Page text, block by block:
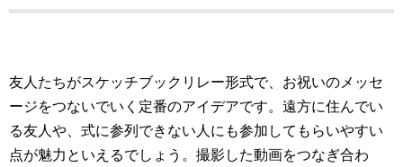
友人たちがスケッチブックリレー形式で、お祝いのメッセ
ージをつないでいく定番のアイデアです。遠方に住んでい
る友人や、式に参列できない人にも参加してもらいやすい
点が魅力といえるでしょう。撮影した動画をつなぎ合わ